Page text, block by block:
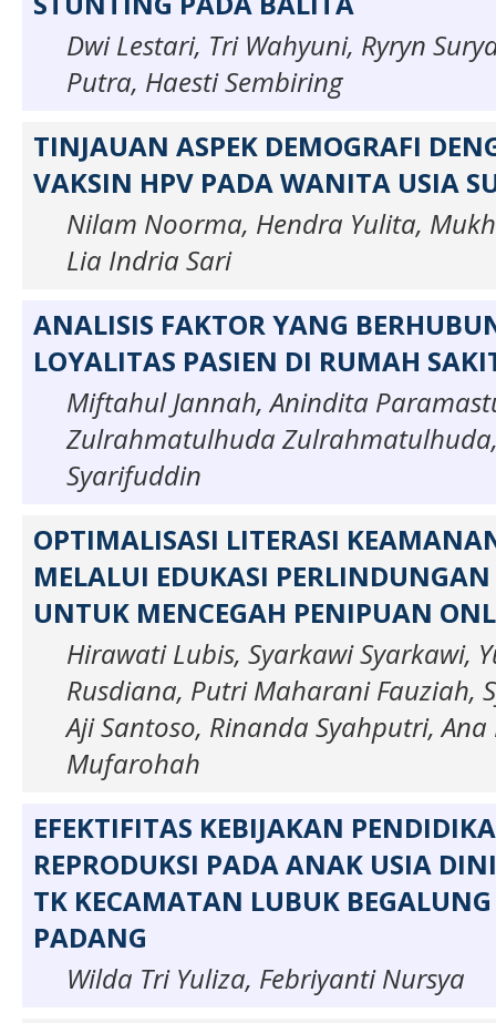
Dwi Lestari, Tri Wahyuni, Ryryn
Putra, Haesti Sembiring
TINJAUAN ASPEK DEMOGRAFI
VAKSIN HPV PADA WANITA USIA
Nilam Noorma, Hendra Yulita,
Lia Indria Sari
ANALISIS FAKTOR YANG
LOYALITAS PASIEN DI RUMAH
Miftahul Jannah, Anindita
Zulrahmatulhuda
Syarifuddin
OPTIMALISASI LITERASI
MELALUI EDUKASI
UNTUK MENCEGAH PENIPUAN
Hirawati Lubis, Syarkawi Syarkawi,
Rusdiana, Putri Maharani Fauziah,
Aji Santoso, Rinanda Syahputri, Ana
Mufarohah
EFEKTIFITAS KEBIJAKAN
REPRODUKSI PADA ANAK USIA
TK KECAMATAN LUBUK
PADANG
Wilda Tri Yuliza, Febriyanti Nursya